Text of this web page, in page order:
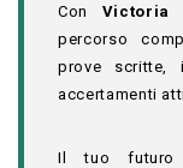
Con Victoria
percorso
prove scritte,
accertamenti
Il tuo futuro